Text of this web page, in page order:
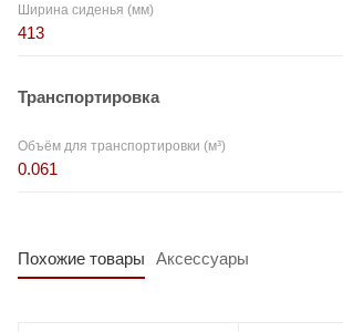
Ширина сиденья (мм)
413
Транспортировка
Объём для транспортировки (м³)
0.061
Похожие товары Аксессуары